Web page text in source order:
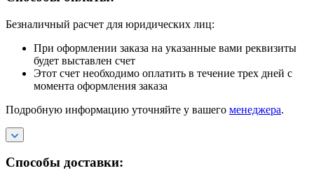
Безналичный расчет для юридических лиц:
При оформлении заказа на указанные вами реквизиты
будет выставлен счет
Этот счет необходимо оплатить в течение трех дней с
момента оформления заказа
Подробную информацию уточняйте у вашего менеджера.
Способы доставки: